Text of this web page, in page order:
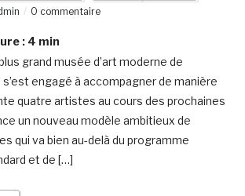
0 commentaire
: 4 min
grand musée d’art moderne de
s’est engagé à accompagner de manière
quatre artistes au cours des prochaines
un nouveau modèle ambitieux de
qui va bien au-delà du programme
et de […]